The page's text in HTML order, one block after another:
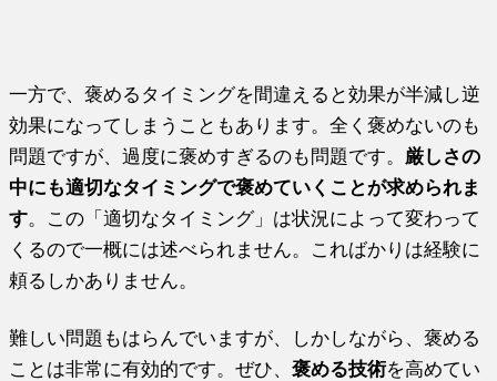
一方で、褒めるタイミングを間違えると効果が半減し逆
効果になってしまうこともあります。全く褒めないのも
問題ですが、過度に褒めすぎるのも問題です。 厳しさの
中にも適切なタイミングで褒めていくことが求められま
す。この「適切なタイミング」は状況によって変わって
くるので一概には述べられません。こればかりは経験に
頼るしかありません。
難しい問題もはらんでいますが、しかしながら、褒める
ことは非常に有効的です。ぜひ、褒める技術を高めてい